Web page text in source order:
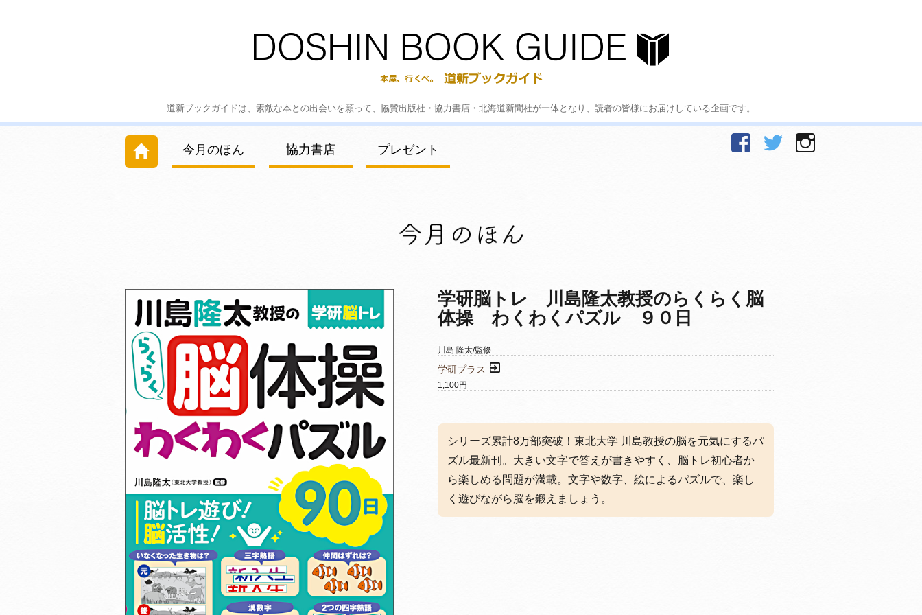
道新ブックガイドは、素敵な本との出会いを願って、協賛出版社・協力書店・北海道新聞社が一体となり、読者の皆様にお届けしている企画です。
今月のほん 協力書店 プレゼント
facebookTwitter
学研脳トレ 川島隆太教授のらくらく脳
体操 わくわくパズル ９０日
川島 隆太/監修
学研プラス
1,100円
シリーズ累計8万部突破！東北大学 川島教授の脳を元気にするパ
ズル最新刊。大きい文字で答えが書きやすく、脳トレ初心者か
ら楽しめる問題が満載。文字や数字、絵によるパズルで、楽し
く遊びながら脳を鍛えましょう。